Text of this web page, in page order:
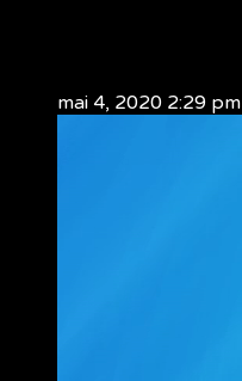
mai 4, 2020 2:29 pm